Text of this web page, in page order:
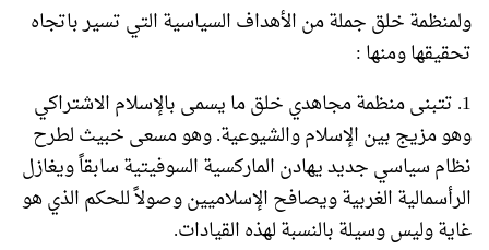
ولمنظمة خلق جملة من الأهداف السياسية التي تسير باتجاه
تحقيقها ومنها :
1. تتبنى منظمة مجاهدي خلق ما يسمى بالإسلام الاشتراكي
وهو مزيج بين الإسلام والشيوعية. وهو مسعى خبيث لطرح
نظام سياسي جديد يهادن الماركسية السوفيتية سابقاً ويغازل
الرأسمالية الغربية ويصافح الإسلاميين وصولاً للحكم الذي هو
غاية وليس وسيلة بالنسبة لهذه القيادات.